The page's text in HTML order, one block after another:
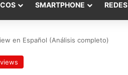
SMARTPHONE REDES
en Español (Análisis completo)